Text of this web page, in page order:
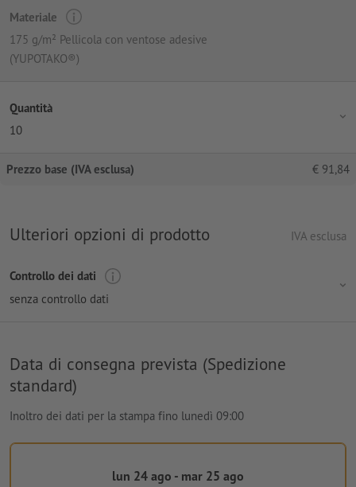
Materiale
175 g/m² Pellicola con ventose adesive
(YUPOTAKO®)
Quantità
10
Prezzo base (IVA esclusa) € 91,84
Ulteriori opzioni di prodotto IVA esclusa
Controllo dei dati
senza controllo dati
Data di consegna prevista (Spedizione
standard)
Inoltro dei dati per la stampa fino lunedì 09:00
lun 24 ago - mar 25 ago